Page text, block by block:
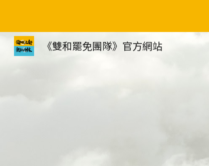
《雙和罷免團隊》官方網站